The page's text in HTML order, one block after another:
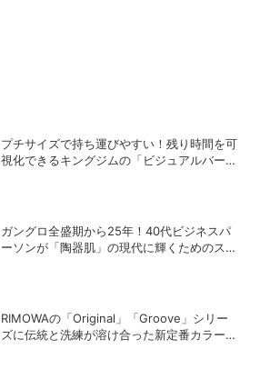
プチサイズで持ち運びやすい！残り時間を可
視化できるキングジムの「ビジュアルバータ
ガングロ全盛期から25年！40代ビジネスパ
ーソンが「陶器肌」の現代に輝くためのスキ
RIMOWAの「Original」「Groove」シリー
ズに伝統と洗練が溶け合った新定番カラーの